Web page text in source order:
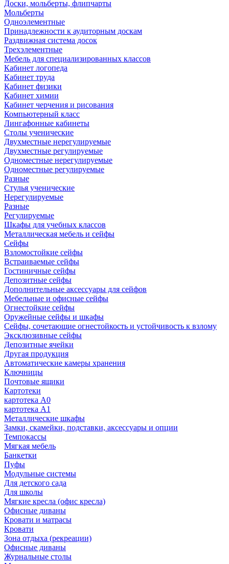
Доски, мольберты, флипчарты
Мольберты
Одноэлементные
Принадлежности к аудиторным доскам
Раздвижная система досок
Трехэлементные
Мебель для специализированных классов
Кабинет логопеда
Кабинет труда
Кабинет физики
Кабинет химии
Кабинет черчения и рисования
Компьютерный класс
Лингафонные кабинеты
Столы ученические
Двухместные нерегулируемые
Двухместные регулируемые
Одноместные нерегулируемые
Одноместные регулируемые
Разные
Стулья ученические
Нерегулируемые
Разные
Регулируемые
Шкафы для учебных классов
Металлическая мебель и сейфы
Сейфы
Взломостойкие сейфы
Встраиваемые сейфы
Гостиничные сейфы
Депозитные сейфы
Дополнительные аксессуары для сейфов
Мебельные и офисные сейфы
Огнестойкие сейфы
Оружейные сейфы и шкафы
Сейфы, сочетающие огнестойкость и устойчивость к взлому
Эксклюзивные сейфы
Депозитные ячейки
Другая продукция
Автоматические камеры хранения
Ключницы
Почтовые ящики
Картотеки
картотека А0
картотека А1
Металлические шкафы
Замки, скамейки, подставки, аксессуары и опции
Темпокассы
Мягкая мебель
Банкетки
Пуфы
Модульные системы
Для детского сада
Для школы
Мягкие кресла (офис кресла)
Офисные диваны
Кровати и матрасы
Кровати
Зона отдыха (рекреации)
Офисные диваны
Журнальные столы